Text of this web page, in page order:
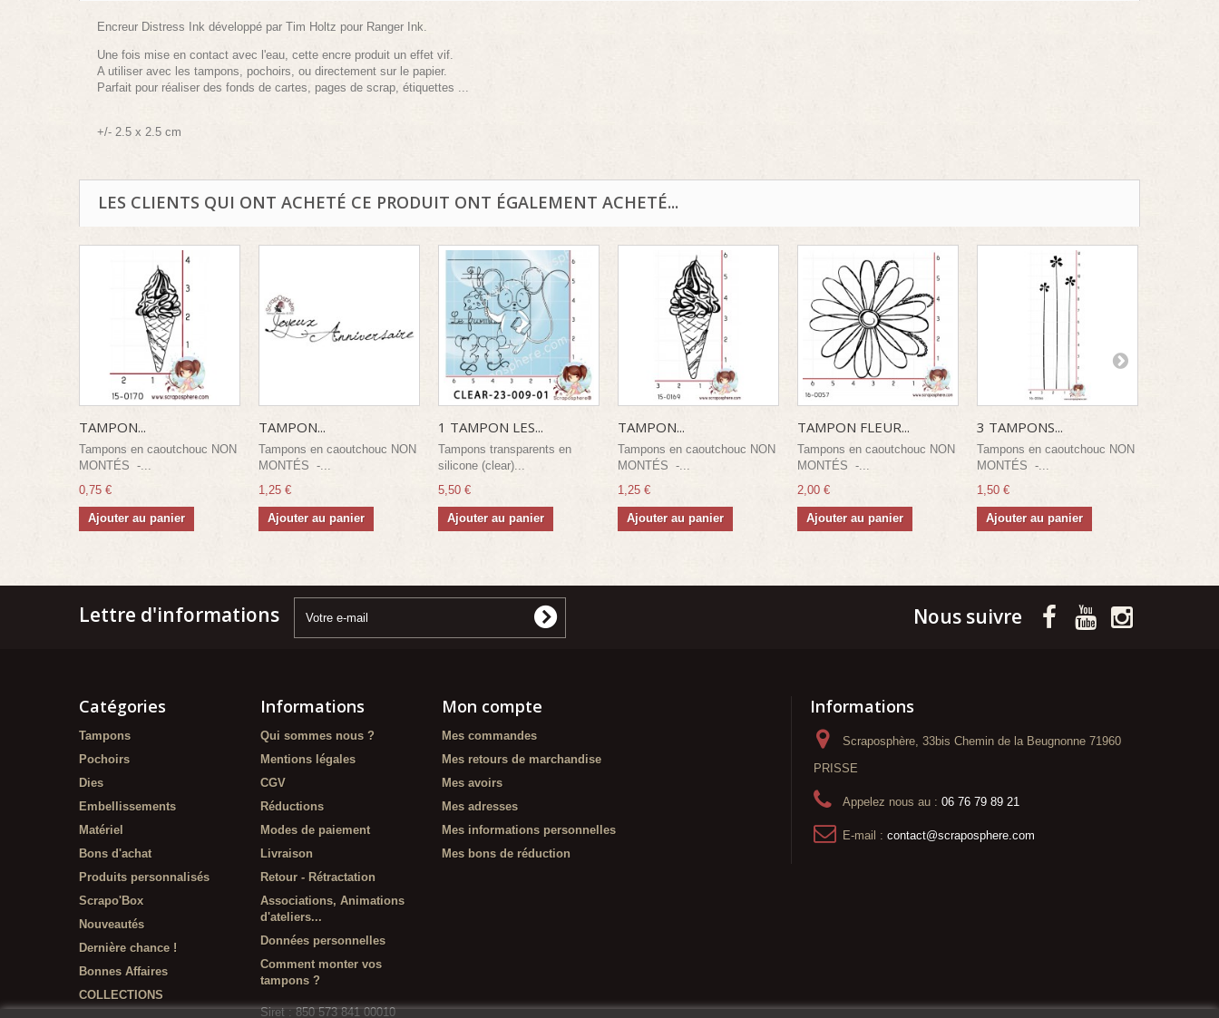
Encreur Distress Ink développé par Tim Holtz pour Ranger Ink.
Une fois mise en contact avec l'eau, cette encre produit un effet vif.
A utiliser avec les tampons, pochoirs, ou directement sur le papier.
Parfait pour réaliser des fonds de cartes, pages de scrap, étiquettes ...
+/- 2.5 x 2.5 cm
LES CLIENTS QUI ONT ACHETÉ CE PRODUIT ONT ÉGALEMENT ACHETÉ...
TAMPON...
Tampons en caoutchouc NON
MONTÉS -...
0,75 €
Ajouter au panier
TAMPON...
Tampons en caoutchouc NON
MONTÉS -...
1,25 €
Ajouter au panier
1 TAMPON LES...
Tampons transparents en
silicone (clear)...
5,50 €
Ajouter au panier
TAMPON...
Tampons en caoutchouc NON
MONTÉS -...
1,25 €
Ajouter au panier
TAMPON FLEUR...
Tampons en caoutchouc NON
MONTÉS -...
2,00 €
Ajouter au panier
3 TAMPONS...
Tampons en caoutchouc NON
MONTÉS -...
1,50 €
Ajouter au panier
Lettre d'informations Nous suivre
Catégories
Tampons
Pochoirs
Dies
Embellissements
Matériel
Bons d'achat
Produits personnalisés
Scrapo'Box
Nouveautés
Dernière chance !
Bonnes Affaires
COLLECTIONS
Informations
Qui sommes nous ?
Mentions légales
CGV
Réductions
Modes de paiement
Livraison
Retour - Rétractation
Associations, Animations
d'ateliers...
Données personnelles
Comment monter vos
tampons ?
Siret : 850 573 841 00010
Mon compte
Mes commandes
Mes retours de marchandise
Mes avoirs
Mes adresses
Mes informations personnelles
Mes bons de réduction
Informations
Scraposphère, 33bis Chemin de la Beugnonne 71960
PRISSE
Appelez nous au : 06 76 79 89 21
E-mail : contact@scraposphere.com